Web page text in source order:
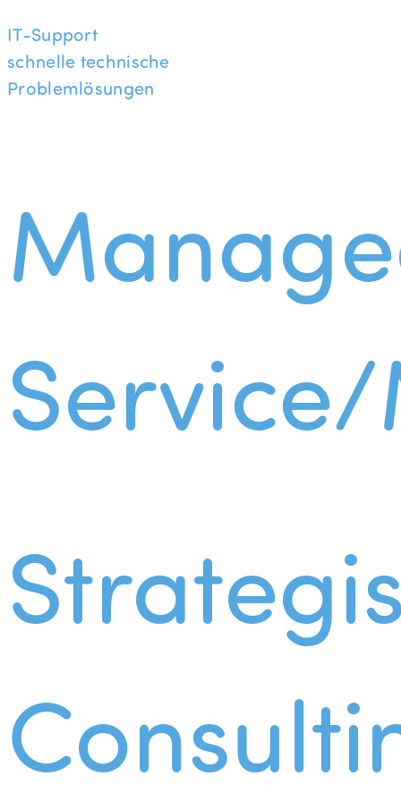
IT-Support
schnelle technische
Problemlösungen